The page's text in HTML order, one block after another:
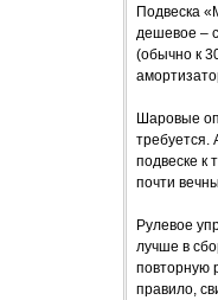
Подвеска
дешевое –
(обычно к
Шаровые
требуется.
подвеске к
почти
Рулевое
лучше в
повторную
правило,